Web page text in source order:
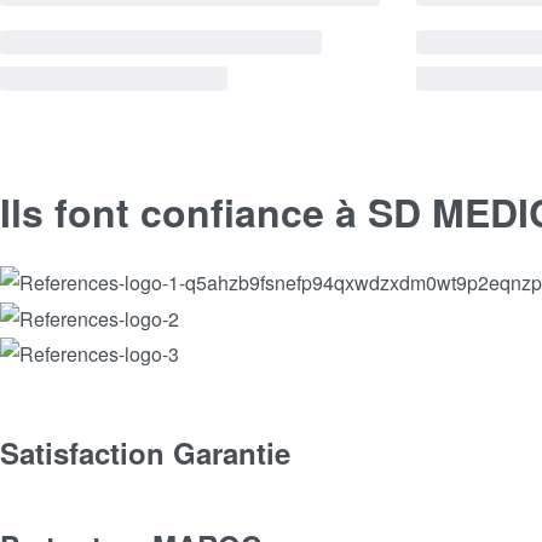
Ils font confiance à SD
Satisfaction Garantie